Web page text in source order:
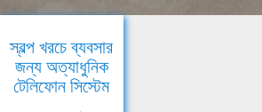
স্বল্প খরচে ব্যবসার
জন্য অত্যাধুনিক
টেলিফোন সিস্টেম